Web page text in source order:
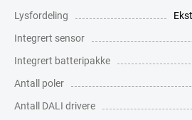
Lysfordeling
Integrert sensor
Integrert batteripakke
Antall poler
Antall DALI drivere